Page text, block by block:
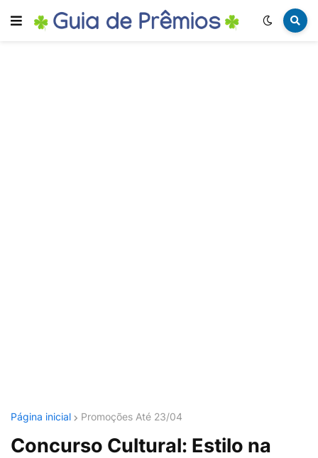
Página inicial Promoções Até 23/04
Concurso Cultural: Estilo na